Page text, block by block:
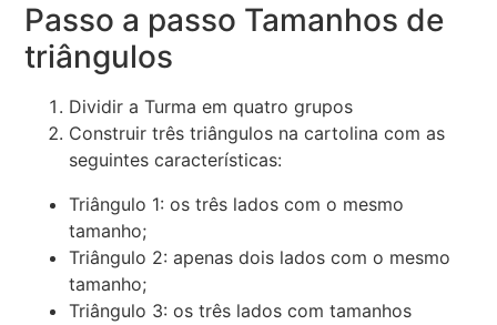
Passo a passo Tamanhos de
triângulos
Dividir a Turma em quatro grupos
Construir três triângulos na cartolina com as
seguintes características:
Triângulo 1: os três lados com o mesmo
tamanho;
Triângulo 2: apenas dois lados com o mesmo
tamanho;
Triângulo 3: os três lados com tamanhos